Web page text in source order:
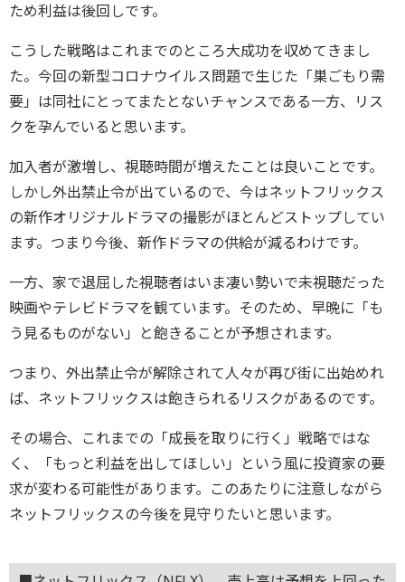
ため利益は後回しです。
こうした戦略はこれまでのところ大成功を収めてきまし
た。今回の新型コロナウイルス問題で生じた「巣ごもり需
要」は同社にとってまたとないチャンスである一方、リス
クを孕んでいると思います。
加入者が激増し、視聴時間が増えたことは良いことです。
しかし外出禁止令が出ているので、今はネットフリックス
の新作オリジナルドラマの撮影がほとんどストップしてい
ます。つまり今後、新作ドラマの供給が減るわけです。
一方、家で退屈した視聴者はいま凄い勢いで未視聴だった
映画やテレビドラマを観ています。そのため、早晩に「も
う見るものがない」と飽きることが予想されます。
つまり、外出禁止令が解除されて人々が再び街に出始めれ
ば、ネットフリックスは飽きられるリスクがあるのです。
その場合、これまでの「成長を取りに行く」戦略ではな
く、「もっと利益を出してほしい」という風に投資家の要
求が変わる可能性があります。このあたりに注意しながら
ネットフリックスの今後を見守りたいと思います。